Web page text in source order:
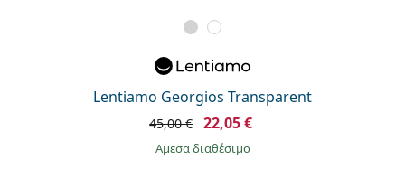
Lentiamo Georgios Transparent
45,00 € 22,05 €
άμεσα διαθέσιμο